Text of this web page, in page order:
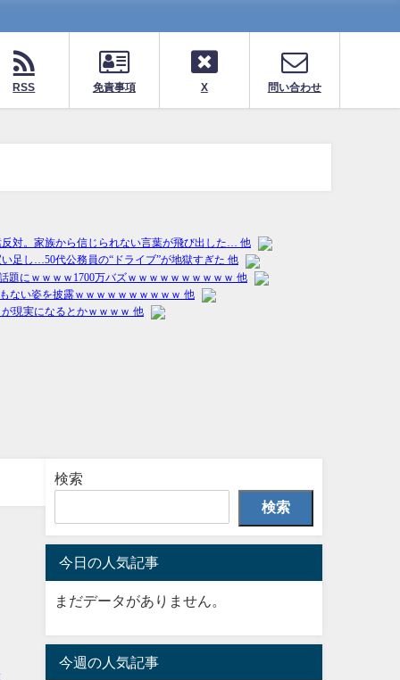
RSS 免責事項 X 問い合わせ
検索
検索
今日の人気記事
まだデータがありません。
今週の人気記事